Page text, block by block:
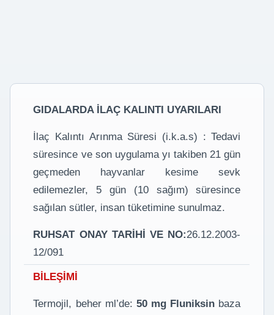
GIDALARDA İLAÇ KALINTI UYARILARI
İlaç Kalıntı Arınma Süresi (i.k.a.s) : Tedavi
süresince ve son uygulama yı takiben 21 gün
geçmeden hayvanlar kesime sevk
edilemezler, 5 gün (10 sağım) süresince
sağılan sütler, insan tüketimine sunulmaz.
RUHSAT ONAY TARİHİ VE NO:26.12.2003-
12/091
BİLEŞİMİ
Termojil, beher ml’de: 50 mg Fluniksin baza